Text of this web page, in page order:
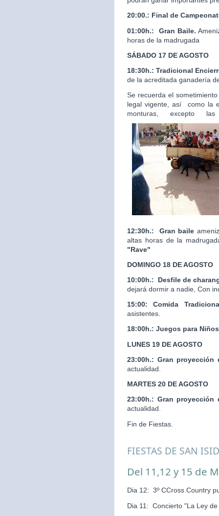
20:00.: Final de
01:00h.: Gran Baile.
horas de la madrugada
SÁBADO 17 DE AGOSTO
18:30h.: Tradicional
de la acreditada ganadería
Se recuerda el
legal vigente, así como la
monturas, excepto
12:30h.: Gran baile
altas horas de la
"Rave"
DOMINGO 18 DE AGOSTO
10:00h.:
Desfile de
dejará dormir a nadie, Con
15:00: Comida
asistentes.
18:00h.: Juegos para Niños
LUNES 19 DE AGOSTO
23:00h.: Gran proyección
actualidad.
MARTES 20 DE AGOSTO
23:00h.: Gran proyección
actualidad.
Fin de Fiestas.
FIESTAS DE SAN
Del 11,12 y 15 de
Dia 12: 3º CCross Country
Dia 11: Concierto "La Ley